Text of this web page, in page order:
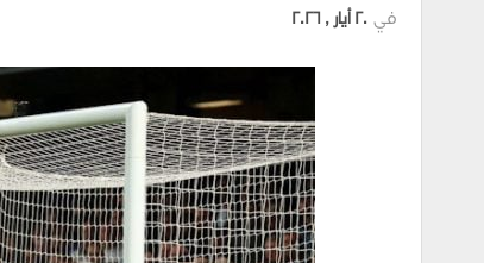
في 20 أيار , 2026